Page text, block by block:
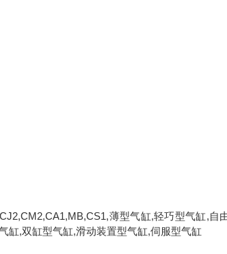
薄型气缸,轻巧型气缸,自
缸,双缸型气缸,滑动装置型气缸,伺服型气缸